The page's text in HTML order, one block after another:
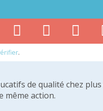
.
de qualité chez
même action.